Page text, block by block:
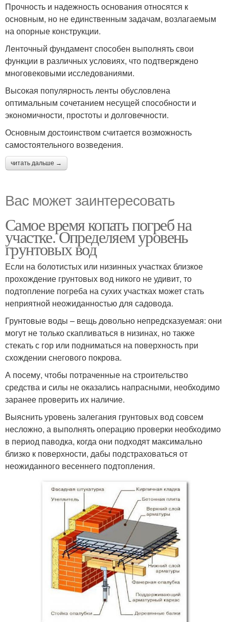
Прочность и надежность основания относятся к
основным, но не единственным задачам, возлагаемым
на опорные конструкции.
Ленточный фундамент способен выполнять свои
функции в различных условиях, что подтверждено
многовековыми исследованиями.
Высокая популярность ленты обусловлена
оптимальным сочетанием несущей способности и
экономичности, простоты и долговечности.
Основным достоинством считается возможность
самостоятельного возведения.
читать дальше →
Вас может заинтересовать
Самое время копать погреб на
участке. Определяем уровень
грунтовых вод
Если на болотистых или низинных участках близкое
прохождение грунтовых вод никого не удивит, то
подтопление погреба на сухих участках может стать
неприятной неожиданностью для садовода.
Грунтовые воды – вещь довольно непредсказуемая: они
могут не только скапливаться в низинах, но также
стекать с гор или подниматься на поверхность при
схождении снегового покрова.
А посему, чтобы потраченные на строительство
средства и силы не оказались напрасными, необходимо
заранее проверить их наличие.
Выяснить уровень залегания грунтовых вод совсем
несложно, а выполнять операцию проверки необходимо
в период паводка, когда они подходят максимально
близко к поверхности, дабы подстраховаться от
неожиданного весеннего подтопления.